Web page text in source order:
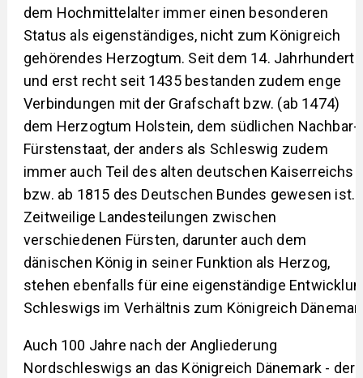
dem Hochmittelalter immer einen besonderen
Status als eigenständiges, nicht zum Königreich
gehörendes Herzogtum. Seit dem 14. Jahrhundert
und erst recht seit 1435 bestanden zudem enge
Verbindungen mit der Grafschaft bzw. (ab 1474)
dem Herzogtum Holstein, dem südlichen Nachbar-
Fürstenstaat, der anders als Schleswig zudem
immer auch Teil des alten deutschen Kaiserreichs
bzw. ab 1815 des Deutschen Bundes gewesen ist.
Zeitweilige Landesteilungen zwischen
verschiedenen Fürsten, darunter auch dem
dänischen König in seiner Funktion als Herzog,
stehen ebenfalls für eine eigenständige
Schleswigs im Verhältnis zum Königreich
Auch 100 Jahre nach der Angliederung
Nordschleswigs an das Königreich Dänemark - der